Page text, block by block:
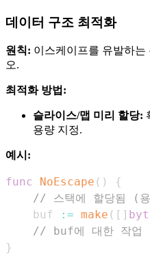
데이터 구조 최적화
원칙: 이스케이프를 유발하는
오.
최적화 방법:
슬라이스/맵 미리 할당:
용량 지정.
예시:
func NoEscape ( )
{
// 스택에 할당됨 (
    buf
:= make ( [ ]
// buf에 대한 작업
}